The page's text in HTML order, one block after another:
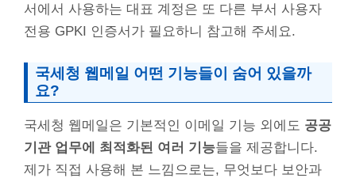
서에서 사용하는 대표 계정은 또 다른 부서 사용자
전용 GPKI 인증서가 필요하니 참고해 주세요.
국세청 웹메일 어떤 기능들이 숨어 있을까
요?
국세청 웹메일은 기본적인 이메일 기능 외에도 공공
기관 업무에 최적화된 여러 기능들을 제공합니다.
제가 직접 사용해 본 느낌으로는, 무엇보다 보안과